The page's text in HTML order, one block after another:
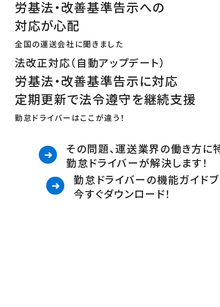
労基法・改善基準告示への
対応が心配
全国の運送会社に聞きました
法改正対応（自動アップデート）
労基法・改善基準告示に対応
定期更新で法令遵守を継続支援
勤怠ドライバーはここが違う！
その問題、運送業界の働き方に
勤怠ドライバーが解決します！
勤怠ドライバーの機能ガイド
今すぐダウンロード！